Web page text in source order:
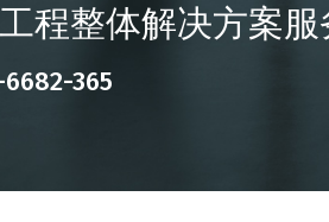
程整体解决方案服
365